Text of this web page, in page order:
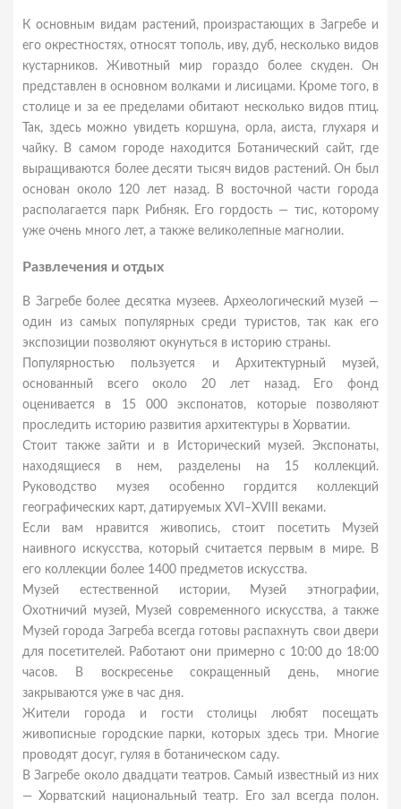
К основным видам растений, произрастающих в Загребе и
его окрестностях, относят тополь, иву, дуб, несколько видов
кустарников. Животный мир гораздо более скуден. Он
представлен в основном волками и лисицами. Кроме того, в
столице и за ее пределами обитают несколько видов птиц.
Так, здесь можно увидеть коршуна, орла, аиста, глухаря и
чайку. В самом городе находится Ботанический сайт, где
выращиваются более десяти тысяч видов растений. Он был
основан около 120 лет назад. В восточной части города
располагается парк Рибняк. Его гордость — тис, которому
уже очень много лет, а также великолепные магнолии.
Развлечения и отдых
В Загребе более десятка музеев. Археологический музей ―
один из самых популярных среди туристов, так как его
экспозиции позволяют окунуться в историю страны.
Популярностью пользуется и Архитектурный музей,
основанный всего около 20 лет назад. Его фонд
оценивается в 15 000 экспонатов, которые позволяют
проследить историю развития архитектуры в Хорватии.
Стоит также зайти и в Исторический музей. Экспонаты,
находящиеся в нем, разделены на 15 коллекций.
Руководство музея особенно гордится коллекций
географических карт, датируемых XVI–XVIII веками.
Если вам нравится живопись, стоит посетить Музей
наивного искусства, который считается первым в мире. В
его коллекции более 1400 предметов искусства.
Музей естественной истории, Музей этнографии,
Охотничий музей, Музей современного искусства, а также
Музей города Загреба всегда готовы распахнуть свои двери
для посетителей. Работают они примерно с 10:00 до 18:00
часов. В воскресенье сокращенный день, многие
закрываются уже в час дня.
Жители города и гости столицы любят посещать
живописные городские парки, которых здесь три. Многие
проводят досуг, гуляя в ботаническом саду.
В Загребе около двадцати театров. Самый известный из них
— Хорватский национальный театр. Его зал всегда полон.